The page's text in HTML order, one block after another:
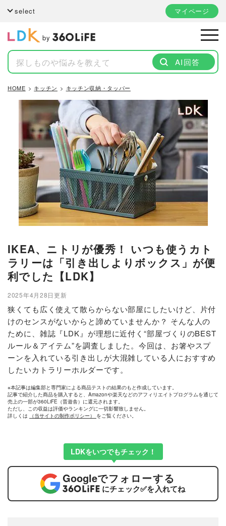
select マイページ
by
AI回答
HOME キッチン キッチン収納・タッパー
IKEA、ニトリが優秀！ いつも使うカト
ラリーは「引き出しよりボックス」が便
利でした【LDK】
2025年4月28日更新
狭くても広く使えて散らからない部屋にしたいけど、片付
けのセンスがないからと諦めていませんか？ そんな人の
ために、雑誌『LDK』が理想に近付く“部屋づくりのBEST
ルール＆アイテム”を調査しました。今回は、お箸やスプ
ーンを入れている引き出しが大混雑している人におすすめ
したいカトラリーホルダーです。
※本記事は編集部と専門家による商品テストの結果のもと作成しています。
記事で紹介した商品を購入すると、Amazonや楽天などのアフィリエイトプログラムを通じて
売上の一部が360LiFE（晋遊舎）に還元されます。
ただし、この収益は評価やランキングに一切影響致しません。
詳しくは
（当サイトの制作ポリシー） をご覧ください。
LDKをいつでもチェック！
Googleでフォローする
にチェック✅を入れてね